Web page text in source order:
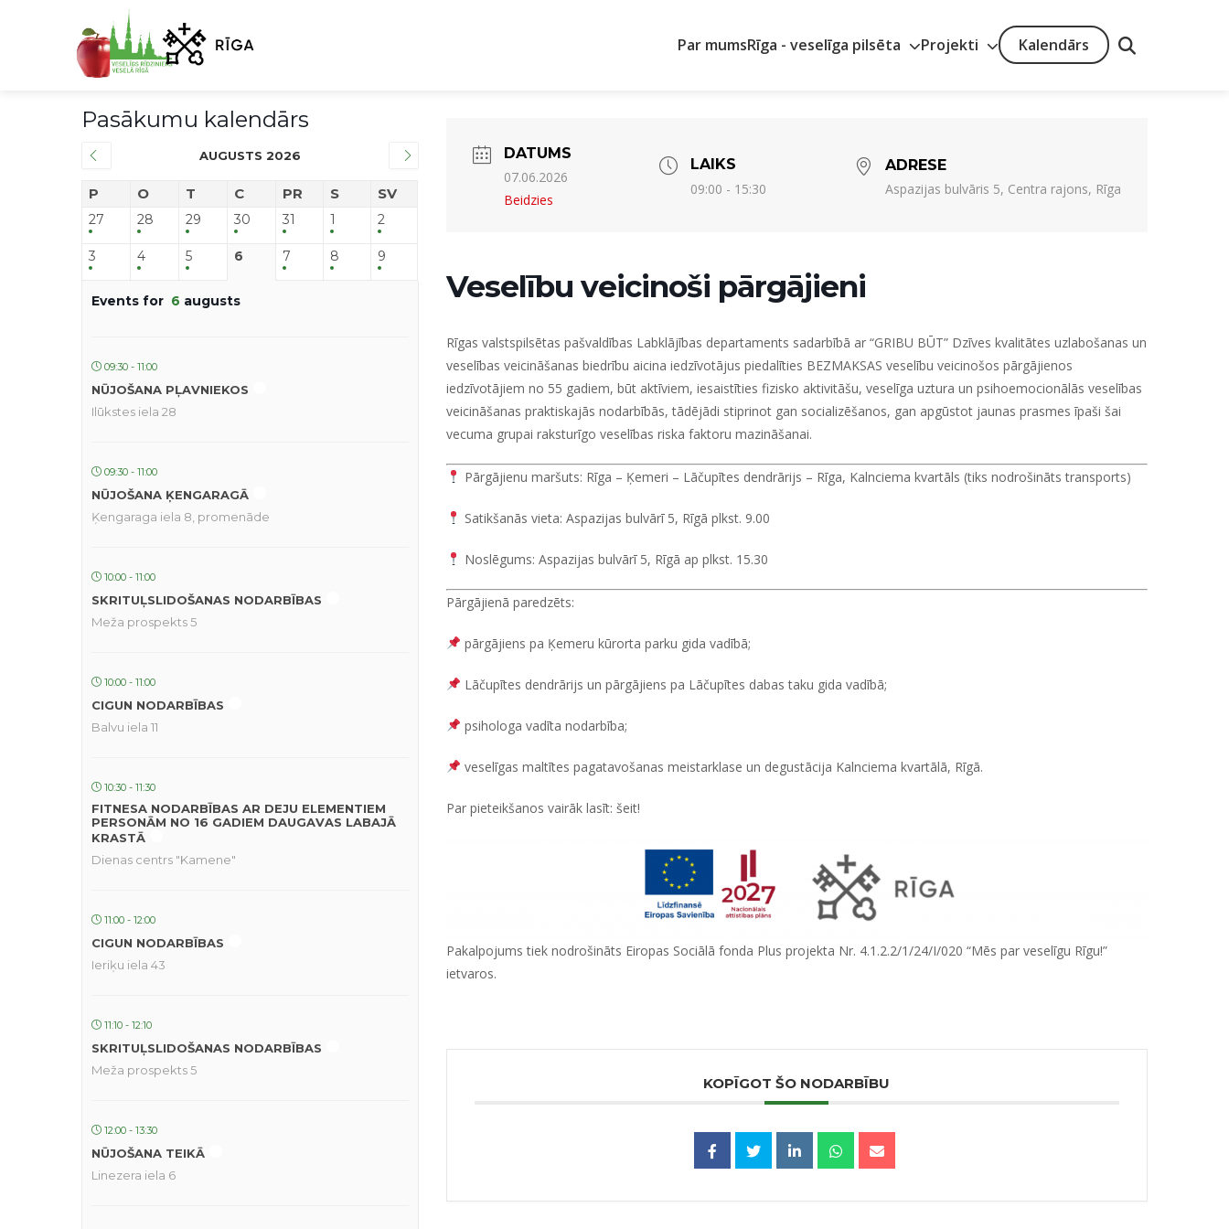
Par mumsRīga - veselīga pilsēta Projekti Kalendārs
Pasākumu kalendārs
AUGUSTS 2026
P O T C PR S SV
27 28 29 30 31 1 2
3 4 5 6 7 8 9
Events for 6 augusts
09:30 - 11:00
NŪJOŠANA PĻAVNIEKOS
Ilūkstes iela 28
09:30 - 11:00
NŪJOŠANA ĶENGARAGĀ
Ķengaraga iela 8, promenāde
10:00 - 11:00
SKRITUĻSLIDOŠANAS NODARBĪBAS
Meža prospekts 5
10:00 - 11:00
CIGUN NODARBĪBAS
Balvu iela 11
10:30 - 11:30
FITNESA NODARBĪBAS AR DEJU ELEMENTIEM
PERSONĀM NO 16 GADIEM DAUGAVAS LABAJĀ
KRASTĀ
Dienas centrs "Kamene"
11:00 - 12:00
CIGUN NODARBĪBAS
Ieriķu iela 43
11:10 - 12:10
SKRITUĻSLIDOŠANAS NODARBĪBAS
Meža prospekts 5
12:00 - 13:30
NŪJOŠANA TEIKĀ
Linezera iela 6
DATUMS
07.06.2026
Beidzies
LAIKS
09:00 - 15:30
ADRESE
Aspazijas bulvāris 5, Centra rajons, Rīga
Veselību veicinoši pārgājieni
Rīgas valstspilsētas pašvaldības Labklājības departaments sadarbībā ar“GRIBU BŪT” Dzīves kvalitātes uzlabošanas un
veselības veicināšanas biedrību aicina iedzīvotājus piedalīties BEZMAKSAS veselību veicinošos pārgājienos
iedzīvotājiem no 55 gadiem, būt aktīviem, iesaistīties fizisko aktivitāšu, veselīga uztura un psihoemocionālās veselības
veicināšanas praktiskajās nodarbībās, tādējādi stiprinot gan socializēšanos, gan apgūstot jaunas prasmes īpaši šai
vecuma grupai raksturīgo veselības riska faktoru mazināšanai.
Pārgājienu maršuts: Rīga – Ķemeri – Lāčupītes dendrārijs – Rīga, Kalnciema kvartāls (tiks nodrošināts transports)
Satikšanās vieta: Aspazijas bulvārī 5, Rīgā plkst. 9.00
Noslēgums: Aspazijas bulvārī 5, Rīgā ap plkst. 15.30
Pārgājienā paredzēts:
pārgājiens pa Ķemeru kūrorta parku gida vadībā;
Lāčupītes dendrārijs un pārgājiens pa Lāčupītes dabas taku gida vadībā;
psihologa vadīta nodarbība;
veselīgas maltītes pagatavošanas meistarklase un degustācija Kalnciema kvartālā, Rīgā.
Par pieteikšanos vairāk lasīt: šeit!
Pakalpojums tiek nodrošināts Eiropas Sociālā fonda Plus projekta Nr. 4.1.2.2/1/24/I/020 “Mēs par veselīgu Rīgu!”
ietvaros.
KOPĪGOT ŠO NODARBĪBU